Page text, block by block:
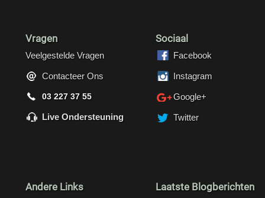
Vragen
Veelgestelde Vragen
Contacteer Ons
03 227 37 55
Live Ondersteuning
Sociaal
Facebook
Instagram
Google+
Twitter
Andere Links Laatste Blogberichten